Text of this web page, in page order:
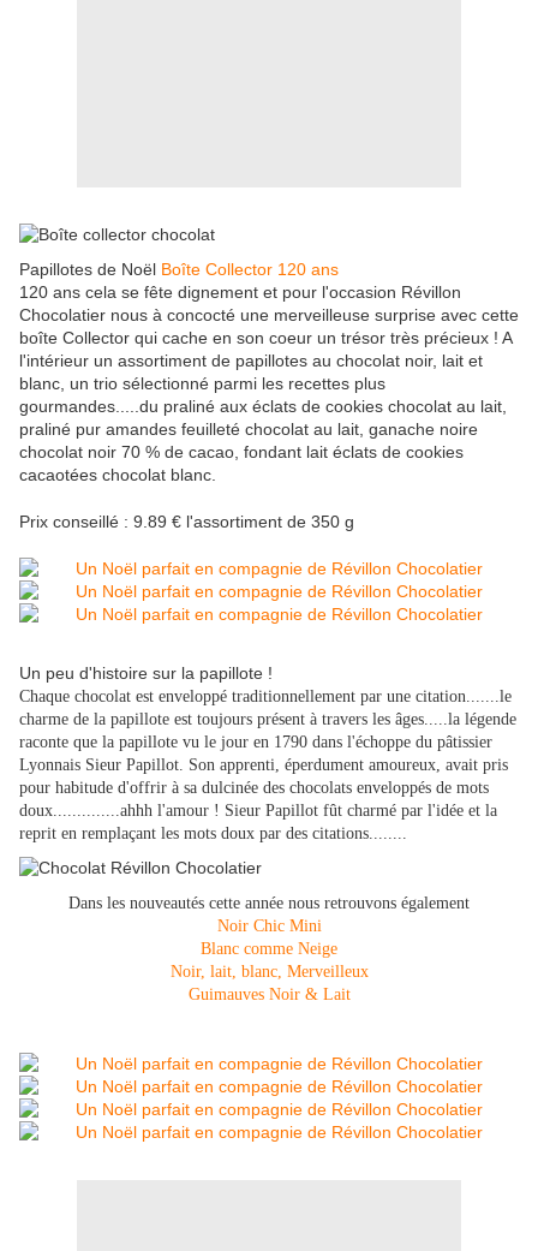
Papillotes de Noël Boîte Collector 120 ans
120 ans cela se fête dignement et pour l'occasion Révillon
Chocolatier nous à concocté une merveilleuse surprise avec cette
boîte Collector qui cache en son coeur un trésor très précieux ! A
l'intérieur un assortiment de papillotes au chocolat noir, lait et
blanc, un trio sélectionné parmi les recettes plus
gourmandes.....du praliné aux éclats de cookies chocolat au lait,
praliné pur amandes feuilleté chocolat au lait, ganache noire
chocolat noir 70 % de cacao, fondant lait éclats de cookies
cacaotées chocolat blanc.
Prix conseillé : 9.89 € l'assortiment de 350 g
Un peu d'histoire sur la papillote !
Chaque chocolat est enveloppé traditionnellement par une citation.......le
charme de la papillote est toujours présent à travers les âges.....la légende
raconte que la papillote vu le jour en 1790 dans l'échoppe du pâtissier
Lyonnais Sieur Papillot. Son apprenti, éperdument amoureux, avait pris
pour habitude d'offrir à sa dulcinée des chocolats enveloppés de mots
doux..............ahhh l'amour ! Sieur Papillot fût charmé par l'idée et la
reprit en remplaçant les mots doux par des citations........
Dans les nouveautés cette année nous retrouvons également
Noir Chic Mini
Blanc comme Neige
Noir, lait, blanc, Merveilleux
Guimauves Noir & Lait